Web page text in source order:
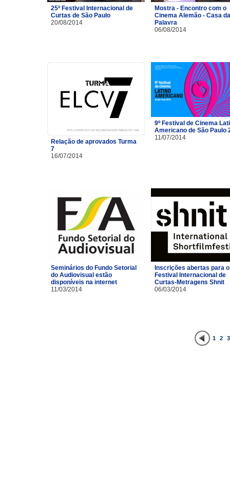
25º Festival Internacional de
Curtas de São Paulo
20/08/2014
Mostra - Encontro com o
Cinema Alemão - Casa da
Palavra
06/08/2014
Relação de aprovados Turma
7
16/07/2014
9º Festival de Cinema
Americano de São Paulo
11/07/2014
Seminários do Fundo Setorial
do Audiovisual estão
disponíveis na internet
11/03/2014
Inscrições abertas para o
Festival Internacional de
Curtas-Metragens Shnit
06/03/2014
1 2 3